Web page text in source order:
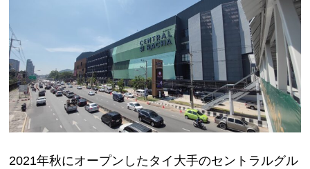
2021年秋にオープンしたタイ大手のセントラルグル